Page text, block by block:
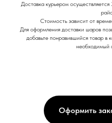
Доставка курьером
Стоимость зависит от
Для оформления доставки шаров
добавьте понравившийся товар в
необходимый
Оформить